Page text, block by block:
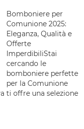
Bomboniere per
Comunione 2025:
Eleganza, Qualità e
Offerte
ImperdibiliStai
cercando le
bomboniere perfette
per la Comunione
ti offre una selezione